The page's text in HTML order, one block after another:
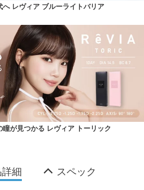
へ レヴィア ブルーライトバリア
瞳が見つかる レヴィア トーリック
細 スペック